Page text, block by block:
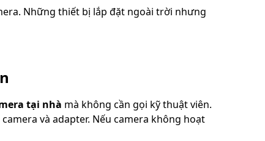
Những thiết bị lắp đặt ngoài trời nhưng
tại nhà mà không cần gọi kỹ thuật viên.
và adapter. Nếu camera không hoạt